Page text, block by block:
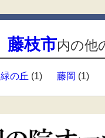
藤枝市内の他
緑の丘 (1) 藤岡 (1)